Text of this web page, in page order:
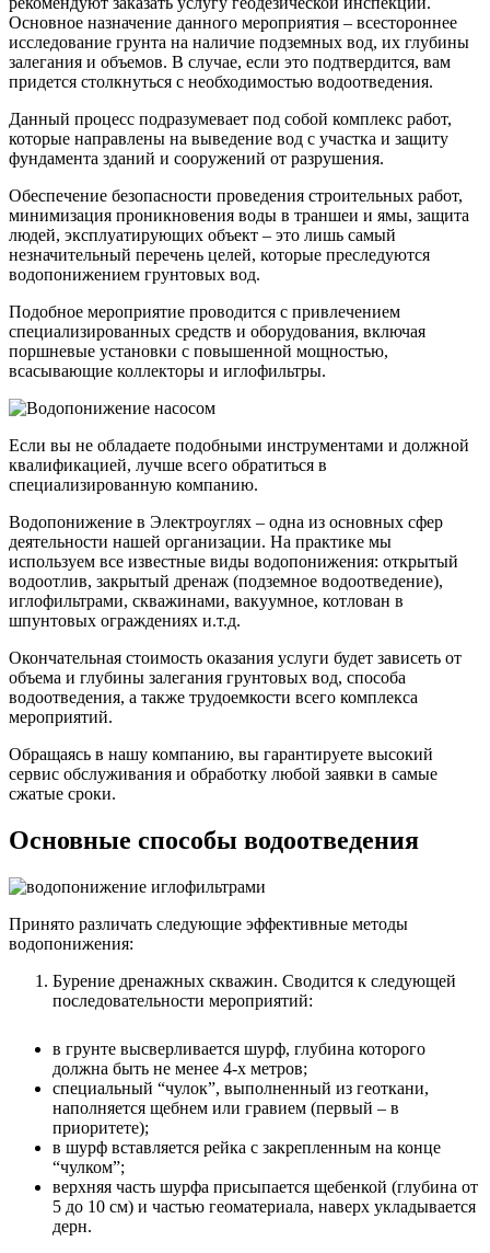
Основное назначение данного мероприятия – всестороннее
исследование грунта на наличие подземных вод, их глубины
залегания и объемов. В случае, если это подтвердится, вам
придется столкнуться с необходимостью водоотведения.
Данный процесс подразумевает под собой комплекс работ,
которые направлены на выведение вод с участка и защиту
фундамента зданий и сооружений от разрушения.
Обеспечение безопасности проведения строительных работ,
минимизация проникновения воды в траншеи и ямы, защита
людей, эксплуатирующих объект – это лишь самый
незначительный перечень целей, которые преследуются
водопонижением грунтовых вод.
Подобное мероприятие проводится с привлечением
специализированных средств и оборудования, включая
поршневые установки с повышенной мощностью,
всасывающие коллекторы и иглофильтры.
Если вы не обладаете подобными инструментами и должной
квалификацией, лучше всего обратиться в
специализированную компанию.
Водопонижение в Электроуглях – одна из основных сфер
деятельности нашей организации. На практике мы
используем все известные виды водопонижения: открытый
водоотлив, закрытый дренаж (подземное водоотведение),
иглофильтрами, скважинами, вакуумное, котлован в
шпунтовых ограждениях и.т.д.
Окончательная стоимость оказания услуги будет зависеть от
объема и глубины залегания грунтовых вод, способа
водоотведения, а также трудоемкости всего комплекса
мероприятий.
Обращаясь в нашу компанию, вы гарантируете высокий
сервис обслуживания и обработку любой заявки в самые
сжатые сроки.
Основные способы водоотведения
Принято различать следующие эффективные методы
водопонижения:
Бурение дренажных скважин. Сводится к следующей
последовательности мероприятий:
в грунте высверливается шурф, глубина которого
должна быть не менее 4-х метров;
специальный “чулок”, выполненный из геоткани,
наполняется щебнем или гравием (первый – в
приоритете);
в шурф вставляется рейка с закрепленным на конце
“чулком”;
верхняя часть шурфа присыпается щебенкой (глубина от
5 до 10 см) и частью геоматериала, наверх укладывается
дерн.